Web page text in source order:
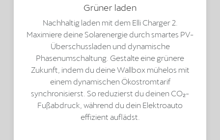
Grüner laden
Nachhaltig laden mit dem Elli Charger 2.
Maximiere deine Solarenergie durch smartes PV-
Überschussladen und dynamische
Phasenumschaltung. Gestalte eine grünere
Zukunft, indem du deine Wallbox mühelos mit
einem dynamischen Ökostromtarif
synchronisierst. So reduzierst du deinen CO₂-
Fußabdruck, während du dein Elektroauto
effizient auflädst.